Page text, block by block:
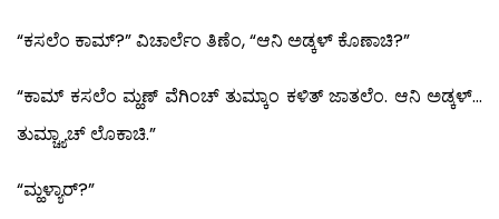
“ಕಸಲೆಂ ಕಾಮ್?” ವಿಚಾರ್ಲೆಂ ತಿಣೆಂ, “ಆನಿ ಅಡ್ಕಳ್ ಕೊಣಾಚಿ?”
“ಕಾಮ್ ಕಸಲೆಂ ಮ್ಹಣ್ ವೆಗಿಂಚ್ ತುಮ್ಕಾಂ ಕಳಿತ್ ಜಾತಲೆಂ. ಆನಿ ಅಡ್ಕಳ್…
ತುಮ್ಚ್ಯಾಚ್ ಲೊಕಾಚಿ.”
“ಮ್ಹಳ್ಯಾರ್?”